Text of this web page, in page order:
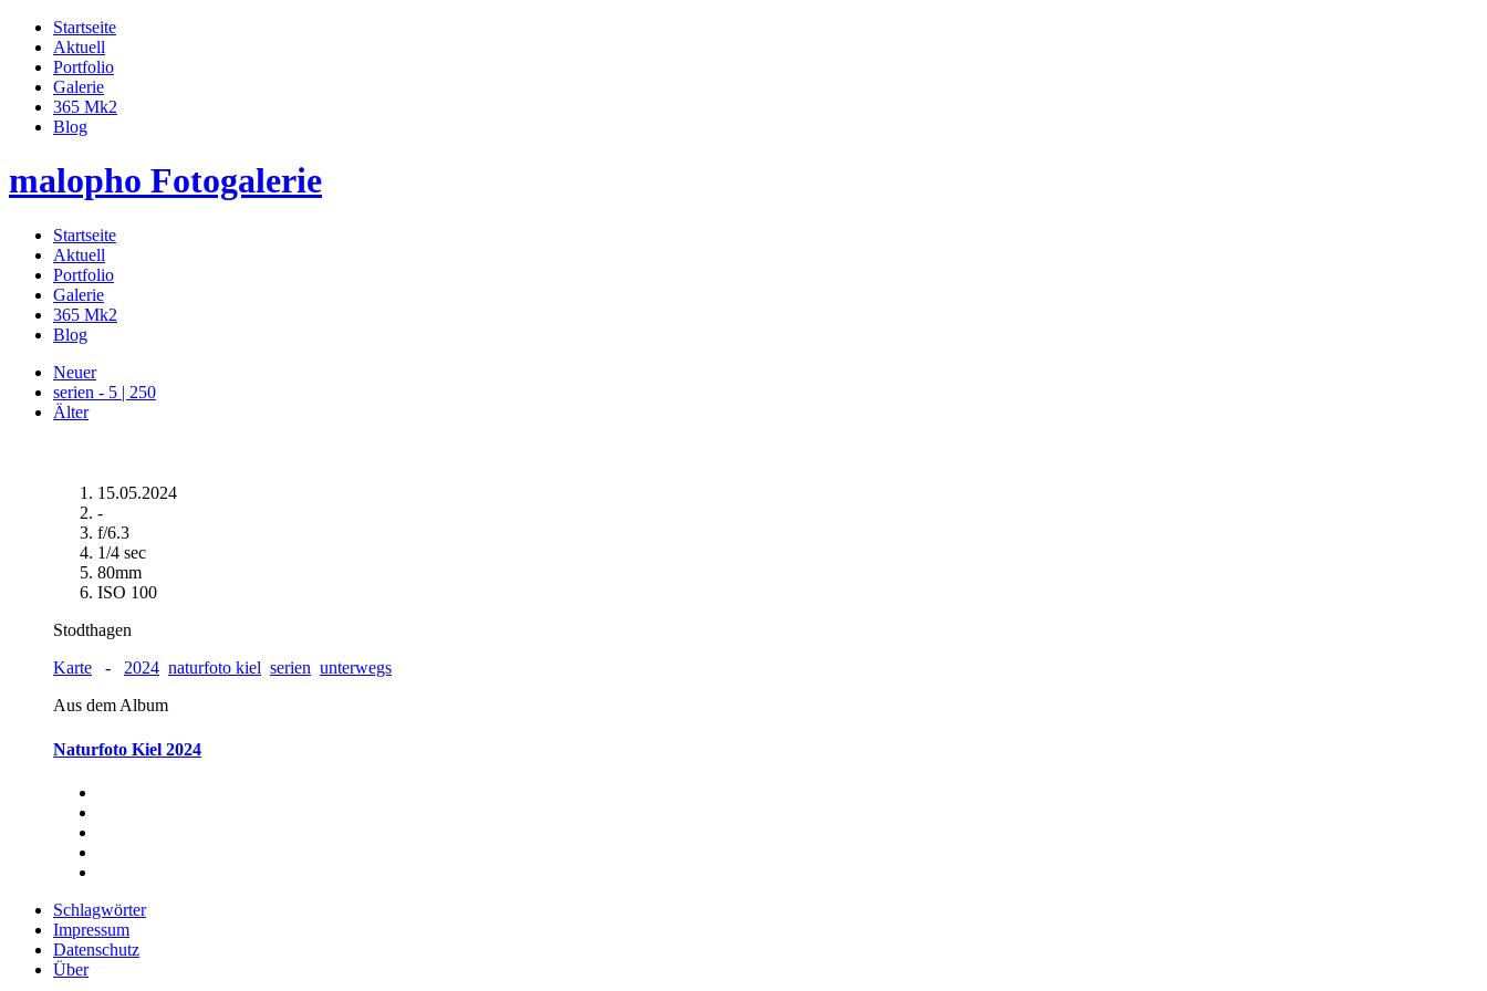
Startseite
Aktuell
Portfolio
Galerie
365 Mk2
Blog
malopho Fotogalerie
Startseite
Aktuell
Portfolio
Galerie
365 Mk2
Blog
Neuer
serien - 5 | 250
Älter
15.05.2024
-
f/6.3
1/4 sec
80mm
ISO 100
Stodthagen
Karte - 2024 naturfoto kiel serien unterwegs
Aus dem Album
Naturfoto Kiel 2024
Schlagwörter
Impressum
Datenschutz
Über